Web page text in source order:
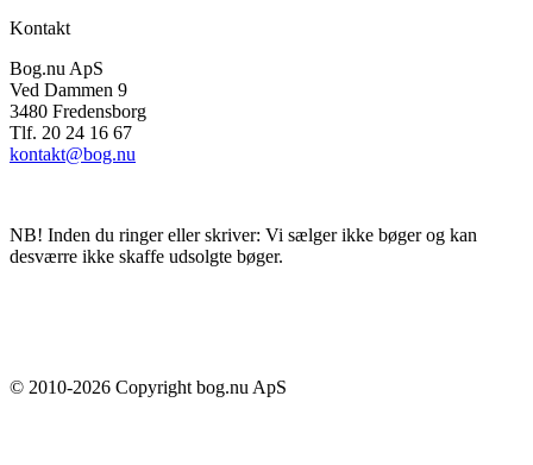
Kontakt
Bog.nu ApS
Ved Dammen 9
3480 Fredensborg
Tlf. 20 24 16 67
kontakt@bog.nu
NB! Inden du ringer eller skriver: Vi sælger ikke bøger og kan
desværre ikke skaffe udsolgte bøger.
© 2010-2026 Copyright bog.nu ApS